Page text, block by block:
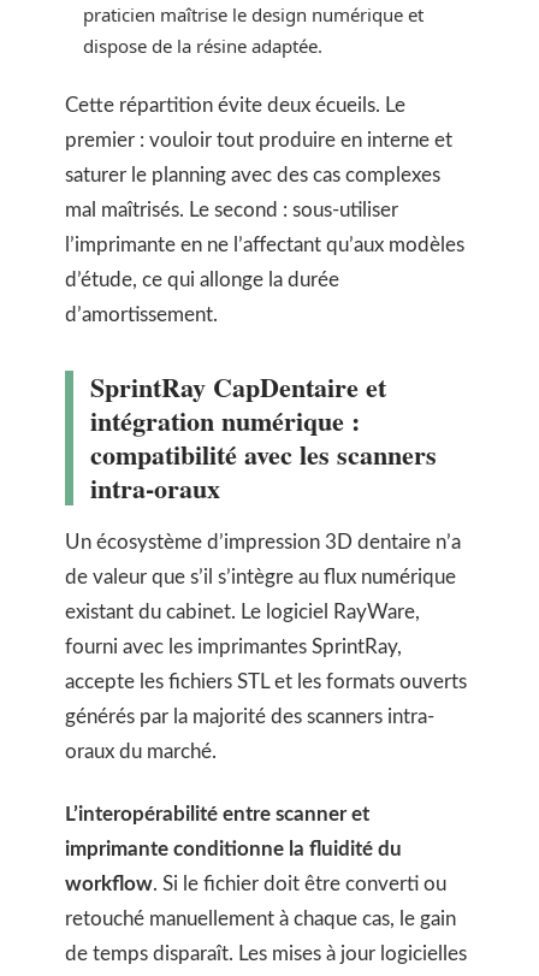
praticien maîtrise le design numérique et
dispose de la résine adaptée.
Cette répartition évite deux écueils. Le
premier : vouloir tout produire en interne et
saturer le planning avec des cas complexes
mal maîtrisés. Le second : sous-utiliser
l’imprimante en ne l’affectant qu’aux modèles
d’étude, ce qui allonge la durée
d’amortissement.
SprintRay CapDentaire et
intégration numérique :
compatibilité avec les scanners
intra-oraux
Un écosystème d’impression 3D dentaire n’a
de valeur que s’il s’intègre au flux numérique
existant du cabinet. Le logiciel RayWare,
fourni avec les imprimantes SprintRay,
accepte les fichiers STL et les formats ouverts
générés par la majorité des scanners intra-
oraux du marché.
L’interopérabilité entre scanner et
imprimante conditionne la fluidité du
workflow. Si le fichier doit être converti ou
retouché manuellement à chaque cas, le gain
de temps disparaît. Les mises à jour logicielles